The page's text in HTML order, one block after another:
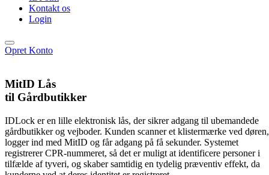
Kontakt os
Login
Opret Konto
MitID Lås
til Gårdbutikker
IDLock er en lille elektronisk lås, der sikrer adgang til ubemandede
gårdbutikker og vejboder. Kunden scanner et klistermærke ved døren,
logger ind med MitID og får adgang på få sekunder. Systemet
registrerer CPR-nummeret, så det er muligt at identificere personer i
tilfælde af tyveri, og skaber samtidig en tydelig præventiv effekt, da